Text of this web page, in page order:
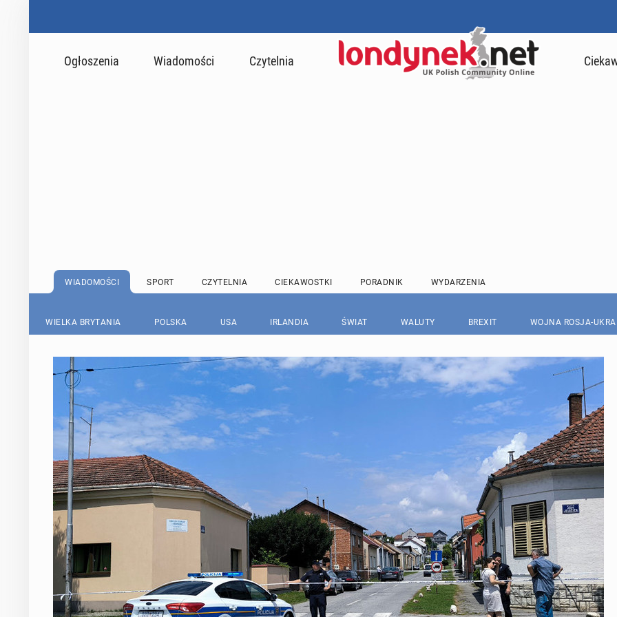
Ogłoszenia Wiadomości Czytelnia
WIADOMOŚCI SPORT CZYTELNIA CIEKAWOSTKI PORADNIK WYDARZENIA
WIELKA BRYTANIA POLSKA USA IRLANDIA ŚWIAT WALUTY BREXIT WOJNA ROSJA-